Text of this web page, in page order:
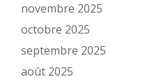
novembre 2025
octobre 2025
septembre 2025
août 2025